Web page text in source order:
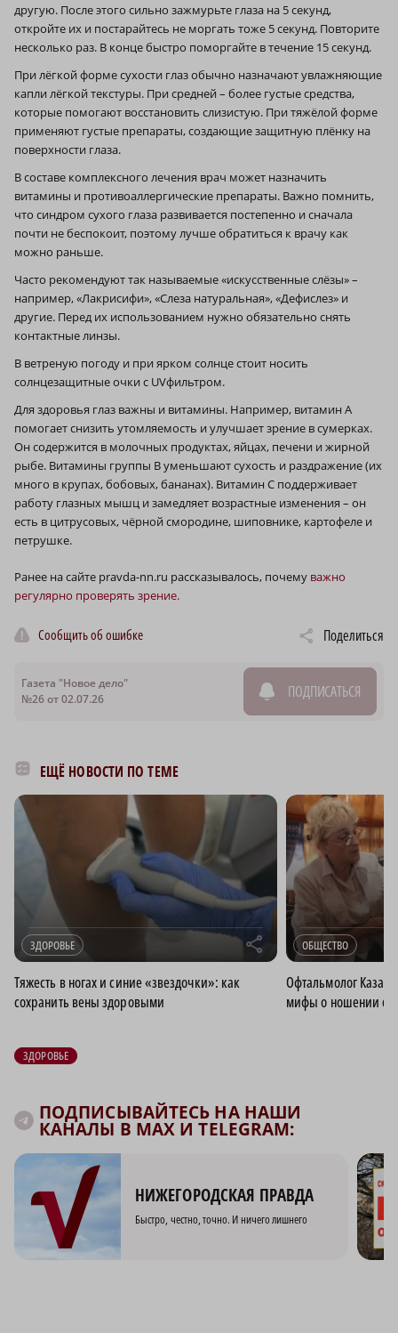
другую. После этого сильно зажмурьте глаза на 5 секунд,
откройте их и постарайтесь не моргать тоже 5 секунд. Повторите
несколько раз. В конце быстро поморгайте в течение 15 секунд.
При лёгкой форме сухости глаз обычно назначают увлажняющие
капли лёгкой текстуры. При средней – более густые средства,
которые помогают восстановить слизистую. При тяжёлой форме
применяют густые препараты, создающие защитную плёнку на
поверхности глаза.
В составе комплексного лечения врач может назначить
витамины и противоаллергические препараты. Важно помнить,
что синдром сухого глаза развивается постепенно и сначала
почти не беспокоит, поэтому лучше обратиться к врачу как
можно раньше.
Часто рекомендуют так называемые «искусственные слёзы» –
например, «Лакрисифи», «Слеза натуральная», «Дефислез» и
другие. Перед их использованием нужно обязательно снять
контактные линзы.
В ветреную погоду и при ярком солнце стоит носить
солнцезащитные очки с UVфильтром.
Для здоровья глаз важны и витамины. Например, витамин А
помогает снизить утомляемость и улучшает зрение в сумерках.
Он содержится в молочных продуктах, яйцах, печени и жирной
рыбе. Витамины группы В уменьшают сухость и раздражение (их
много в крупах, бобовых, бананах). Витамин С поддерживает
работу глазных мышц и замедляет возрастные изменения – он
есть в цитрусовых, чёрной смородине, шиповнике, картофеле и
петрушке.
Ранее на сайте pravda-nn.ru рассказывалось, почему важно
регулярно проверять зрение.
Сообщить об ошибке Поделиться
Газета "Новое дело"
№26 от 02.07.26
ПОДПИСАТЬСЯ
ЕЩЁ НОВОСТИ ПО ТЕМЕ
ЗДОРОВЬЕ r
Тяжесть в ногах и синие «звездочки»: как
сохранить вены здоровыми
ОБЩЕСТВО
Офтальмолог
мифы о ношении
ЗДОРОВЬЕ
ПОДПИСЫВАЙТЕСЬ НА НАШИ
КАНАЛЫ В MAX И TELEGRAM:
НИЖЕГОРОДСКАЯ ПРАВДА
Быстро, честно, точно. И ничего лишнего